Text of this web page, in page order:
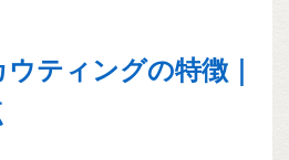
ティングの特徴｜